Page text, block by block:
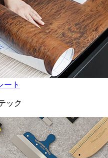
ート
ック